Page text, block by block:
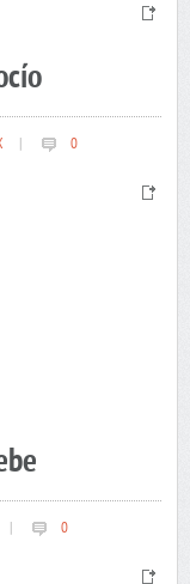
0
0